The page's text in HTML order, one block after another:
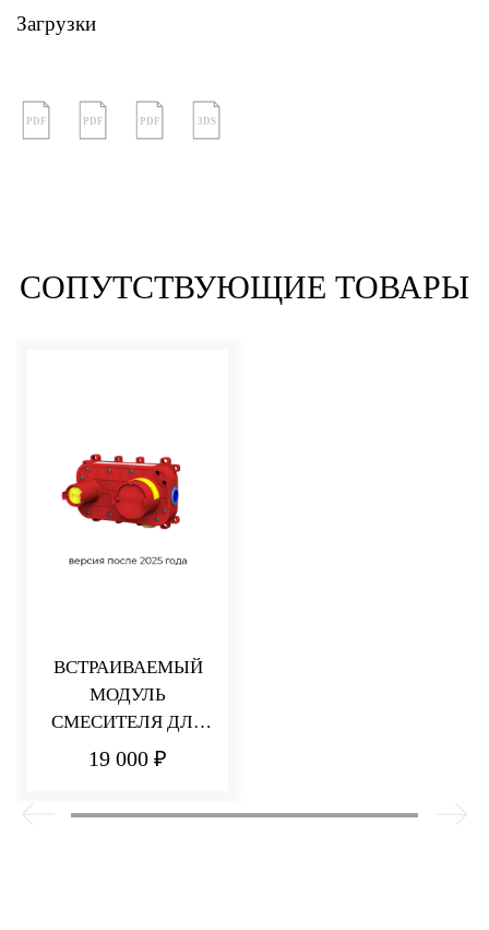
Загрузки
PDF PDF PDF 3DS
СОПУТСТВУЮЩИЕ ТОВАРЫ
ВСТРАИВАЕМЫЙ
МОДУЛЬ
СМЕСИТЕЛЯ ДЛЯ
РАКОВИНЫ/ДУША
19 000 ₽